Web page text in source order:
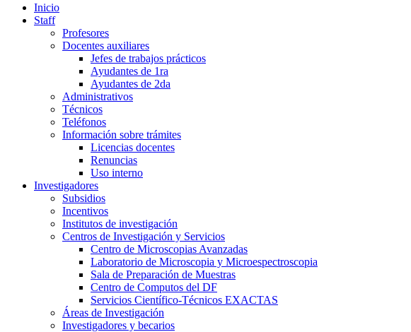
Inicio
Staff
Profesores
Docentes auxiliares
Jefes de trabajos prácticos
Ayudantes de 1ra
Ayudantes de 2da
Administrativos
Técnicos
Teléfonos
Información sobre trámites
Licencias docentes
Renuncias
Uso interno
Investigadores
Subsidios
Incentivos
Institutos de investigación
Centros de Investigación y Servicios
Centro de Microscopias Avanzadas
Laboratorio de Microscopia y Microespectroscopia
Sala de Preparación de Muestras
Centro de Computos del DF
Servicios Científico-Técnicos EXACTAS
Áreas de Investigación
Investigadores y becarios